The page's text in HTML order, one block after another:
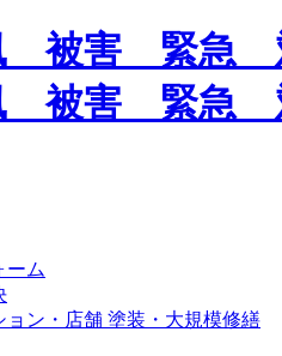
ーム
ョン・店舗 塗装・大規模修繕